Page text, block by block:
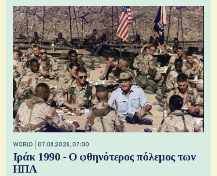
WORLD 07.08.2026, 07:00
Ιράκ 1990 - Ο φθηνότερος πόλεμος των
ΗΠΑ